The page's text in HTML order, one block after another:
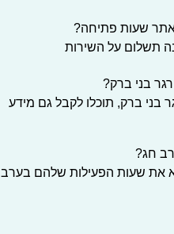
שעות פתיחה?
תשלום על השירות
בני ברק?
בני ברק, תוכלו לקבל גם מידע
חג?
את שעות הפעילות שלהם בערב